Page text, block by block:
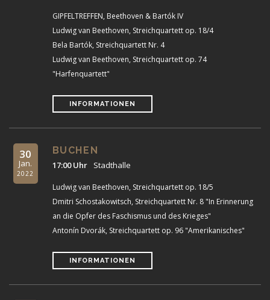
GIPFELTREFFEN, Beethoven & Bartók IV
Ludwig van Beethoven, Streichquartett op. 18/4
Bela Bartók, Streichquartett Nr. 4
Ludwig van Beethoven, Streichquartett op. 74
"Harfenquartett"
INFORMATIONEN
30
Jan.
2022
BUCHEN
17:00 Uhr Stadthalle
Ludwig van Beethoven, Streichquartett op. 18/5
Dmitri Schostakowitsch, Streichquartett Nr. 8 "In Erinnerung
an die Opfer des Faschismus und des Krieges"
Antonín Dvorák, Streichquartett op. 96 "Amerikanisches"
INFORMATIONEN